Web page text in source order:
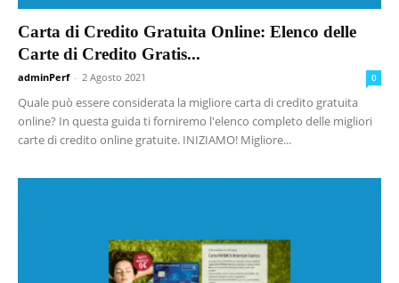
Carta di Credito Gratuita Online: Elenco delle
Carte di Credito Gratis...
adminPerf - 2 Agosto 2021 0
Quale può essere considerata la migliore carta di credito gratuita
online? In questa guida ti forniremo l'elenco completo delle migliori
carte di credito online gratuite. INIZIAMO! Migliore...